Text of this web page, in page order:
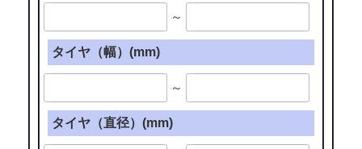
～
タイヤ（幅）(mm)
～
タイヤ（直径）(mm)